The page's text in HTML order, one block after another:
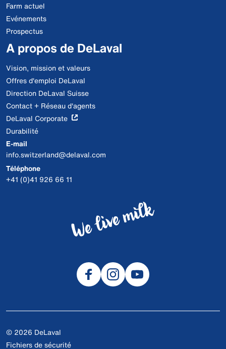
Farm actuel
Evénements
Prospectus
A propos de DeLaval
Vision, mission et valeurs
Offres d'emploi DeLaval
Direction DeLaval Suisse
Contact + Réseau d'agents
DeLaval Corporate
Durabilité
E-mail
info.switzerland@delaval.com
Téléphone
+41 (0)41 926 66 11
© 2026 DeLaval
Fichiers de sécurité